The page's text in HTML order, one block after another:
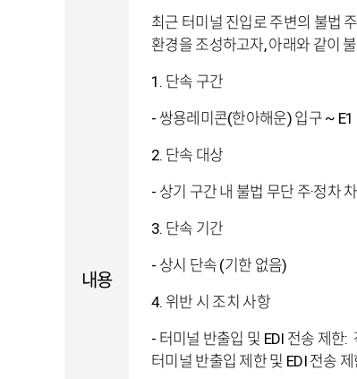
내용
최근 터미널 진입로 주변의 불법
환경을 조성하고자,아래와 같이
1. 단속 구간
- 쌍용레미콘(한아해운) 입구~ E1
2. 단속 대상
- 상기 구간 내 불법 무단 주·정차
3. 단속 기간
- 상시 단속 (기한 없음)
4. 위반 시 조치 사항
- 터미널 반출입 및 EDI 전송 제한:
터미널 반출입 제한 및 EDI 전송